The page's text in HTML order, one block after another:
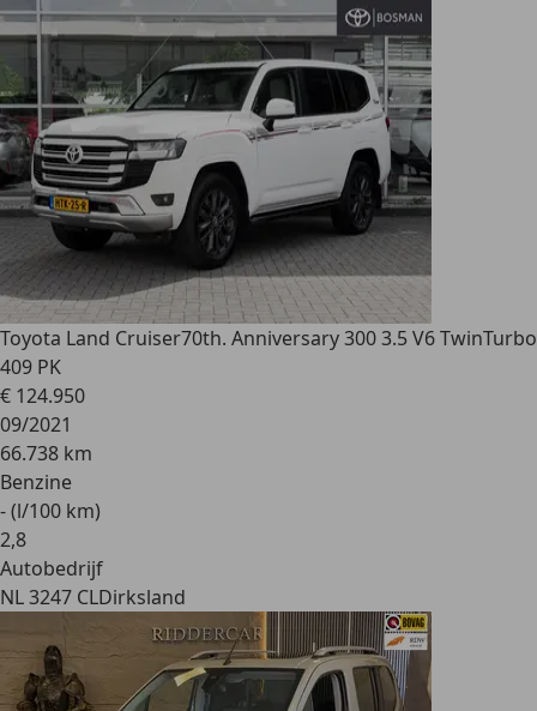
Toyota Land Cruiser70th. Anniversary 300 3.5 V6 TwinTurbo
409 PK
€ 124.950
09/2021
66.738 km
Benzine
- (l/100 km)
2,8
Autobedrijf
NL 3247 CLDirksland